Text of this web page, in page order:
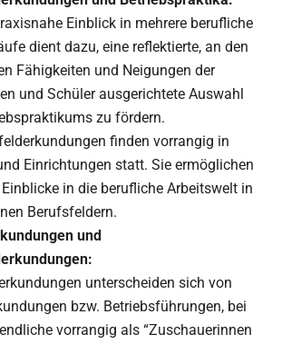
Einblick in mehrere berufliche
dient dazu, eine reflektierte, an den
Fähigkeiten und Neigungen der
und Schüler ausgerichtete Auswahl
zu fördern.
finden vorrangig in
Einrichtungen statt. Sie ermöglichen
in die berufliche Arbeitswelt in
Berufsfeldern.
und
unterscheiden sich von
bzw. Betriebsführungen, bei
vorrangig als “Zuschauerinnen